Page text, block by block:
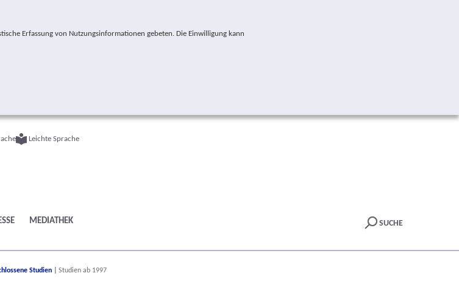
Erfassung von Nutzungsinformationen gebeten. Die Einwilligung kann
Leichte Sprache
MEDIATHEK SUCHE
Studien Studien ab 1997